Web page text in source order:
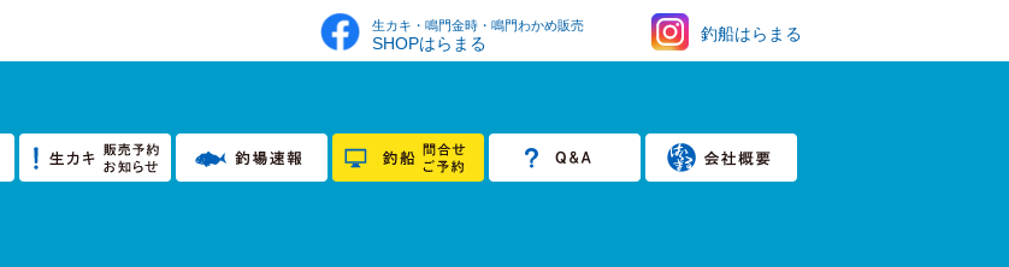
生カキ・鳴門金時・鳴門わかめ販売
SHOPはらまる 釣船はらまる